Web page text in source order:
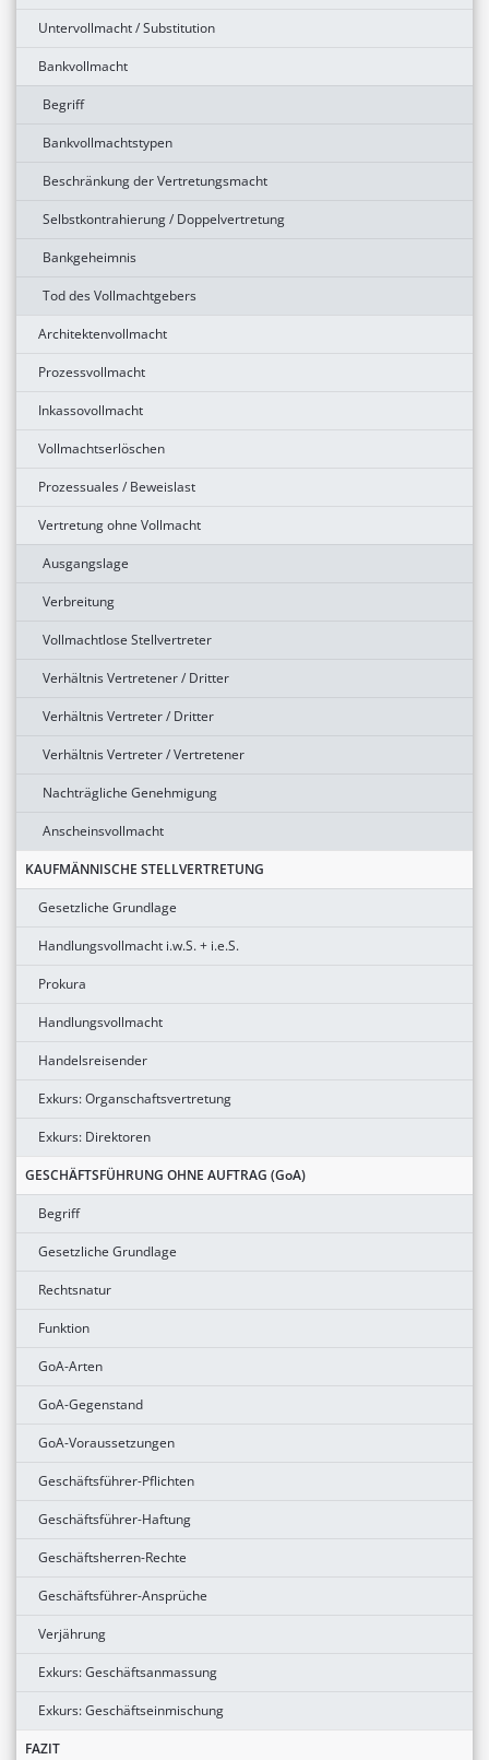
Untervollmacht / Substitution
Bankvollmacht
Begriff
Bankvollmachtstypen
Beschränkung der Vertretungsmacht
Selbstkontrahierung / Doppelvertretung
Bankgeheimnis
Tod des Vollmachtgebers
Architektenvollmacht
Prozessvollmacht
Inkassovollmacht
Vollmachtserlöschen
Prozessuales / Beweislast
Vertretung ohne Vollmacht
Ausgangslage
Verbreitung
Vollmachtlose Stellvertreter
Verhältnis Vertretener / Dritter
Verhältnis Vertreter / Dritter
Verhältnis Vertreter / Vertretener
Nachträgliche Genehmigung
Anscheinsvollmacht
KAUFMÄNNISCHE STELLVERTRETUNG
Gesetzliche Grundlage
Handlungsvollmacht i.w.S. + i.e.S.
Prokura
Handlungsvollmacht
Handelsreisender
Exkurs: Organschaftsvertretung
Exkurs: Direktoren
GESCHÄFTSFÜHRUNG OHNE AUFTRAG (GoA)
Begriff
Gesetzliche Grundlage
Rechtsnatur
Funktion
GoA-Arten
GoA-Gegenstand
GoA-Voraussetzungen
Geschäftsführer-Pflichten
Geschäftsführer-Haftung
Geschäftsherren-Rechte
Geschäftsführer-Ansprüche
Verjährung
Exkurs: Geschäftsanmassung
Exkurs: Geschäftseinmischung
FAZIT